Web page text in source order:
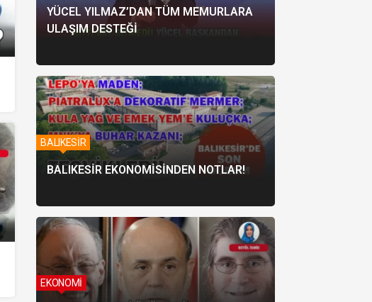
YÜCEL YILMAZ’DAN TÜM MEMURLARA
ULAŞIM DESTEĞİ
BALIKESİR EKONOMİSİNDEN NOTLAR!
BALIKESİR
EKONOMİ
BALIKESİR